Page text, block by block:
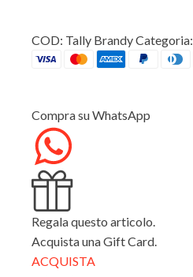
COD: Tally BrandyCategoria:
Compra su WhatsApp
Regala questo articolo.
Acquista una Gift Card.
ACQUISTA